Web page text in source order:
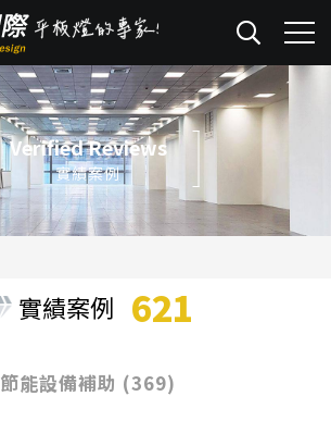
Verified Reviews
實績案例
實績案例 621
節能設備補助 (369)